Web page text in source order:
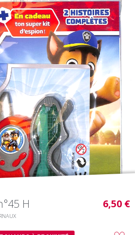
H 6,50 €